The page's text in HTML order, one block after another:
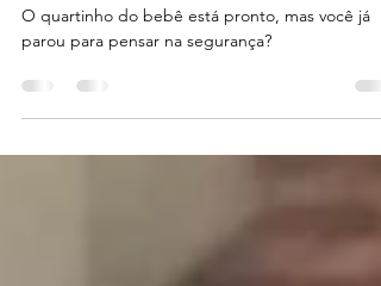
Primeiro Lugar!
parou para pensar na segurança?